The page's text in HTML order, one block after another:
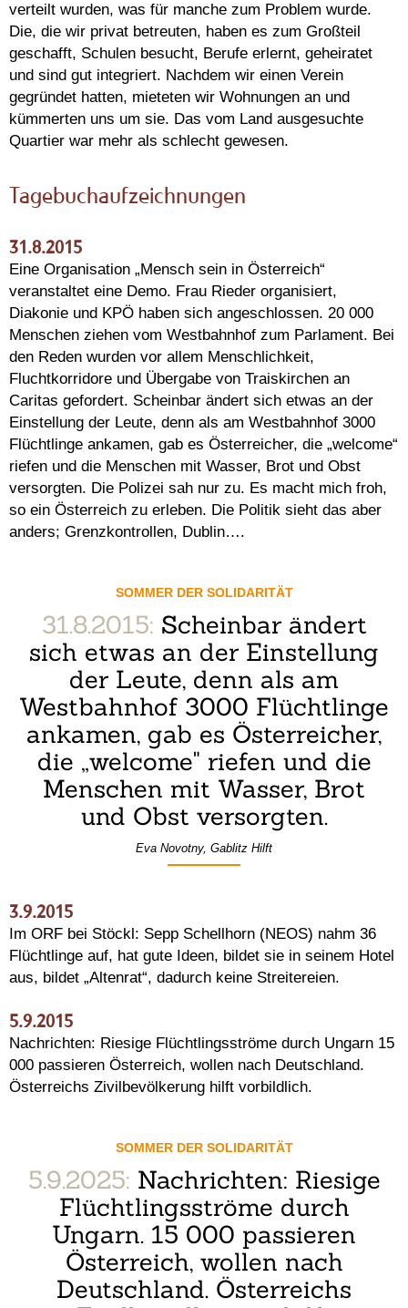
verteilt wurden, was für manche zum Problem wurde.
Die, die wir privat betreuten, haben es zum Großteil
geschafft, Schulen besucht, Berufe erlernt, geheiratet
und sind gut integriert. Nachdem wir einen Verein
gegründet hatten, mieteten wir Wohnungen an und
kümmerten uns um sie. Das vom Land ausgesuchte
Quartier war mehr als schlecht gewesen.
Tagebuchaufzeichnungen
31.8.2015
Eine Organisation „Mensch sein in Österreich“
veranstaltet eine Demo. Frau Rieder organisiert,
Diakonie und KPÖ haben sich angeschlossen. 20 000
Menschen ziehen vom Westbahnhof zum Parlament. Bei
den Reden wurden vor allem Menschlichkeit,
Fluchtkorridore und Übergabe von Traiskirchen an
Caritas gefordert. Scheinbar ändert sich etwas an der
Einstellung der Leute, denn als am Westbahnhof 3000
Flüchtlinge ankamen, gab es Österreicher, die „welcome“
riefen und die Menschen mit Wasser, Brot und Obst
versorgten. Die Polizei sah nur zu. Es macht mich froh,
so ein Österreich zu erleben. Die Politik sieht das aber
anders; Grenzkontrollen, Dublin….
SOMMER DER SOLIDARITÄT
31.8.2015: Scheinbar ändert
sich etwas an der Einstellung
der Leute, denn als am
Westbahnhof 3000 Flüchtlinge
ankamen, gab es Österreicher,
die „welcome" riefen und die
Menschen mit Wasser, Brot
und Obst versorgten.
Eva Novotny, Gablitz Hilft
3.9.2015
Im ORF bei Stöckl: Sepp Schellhorn (NEOS) nahm 36
Flüchtlinge auf, hat gute Ideen, bildet sie in seinem Hotel
aus, bildet „Altenrat“, dadurch keine Streitereien.
5.9.2015
Nachrichten: Riesige Flüchtlingsströme durch Ungarn 15
000 passieren Österreich, wollen nach Deutschland.
Österreichs Zivilbevölkerung hilft vorbildlich.
SOMMER DER SOLIDARITÄT
5.9.2025: Nachrichten: Riesige
Flüchtlingsströme durch
Ungarn. 15 000 passieren
Österreich, wollen nach
Deutschland. Österreichs